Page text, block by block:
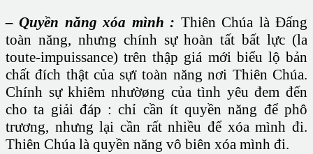
– Quyền năng xóa mình : Thiên Chúa là Đấng
toàn năng, nhưng chính sự hoàn tất bất lực (la
toute-impuissance) trên thập giá mới biểu lộ bản
chất đích thật của sựï toàn năng nơi Thiên Chúa.
Chính sự khiêm nhườøng của tình yêu đem đến
cho ta giải đáp : chỉ cần ít quyền năng để phô
trương, nhưng lại cần rất nhiều để xóa mình đi.
Thiên Chúa là quyền năng vô biên xóa mình đi.